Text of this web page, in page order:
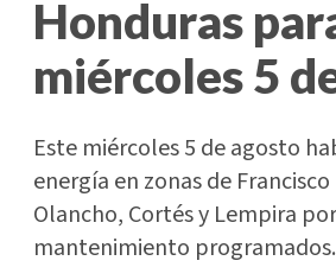
Honduras
miércoles 5
Este miércoles 5 de agosto
energía en zonas de
Olancho, Cortés y Lempira
mantenimiento programados.